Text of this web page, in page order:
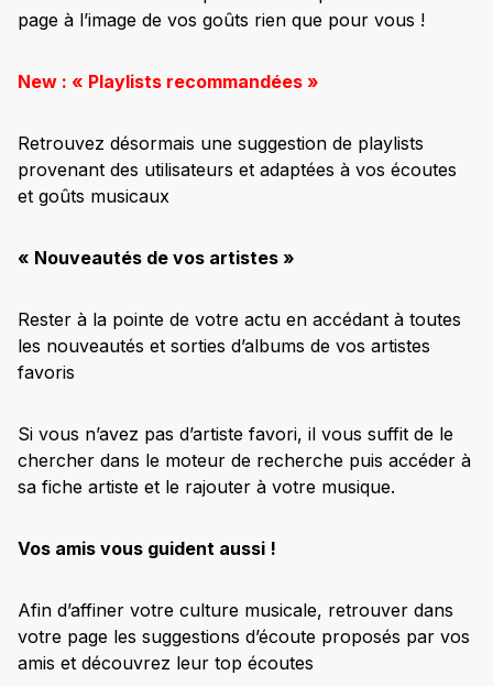
page à l’image de vos goûts rien que pour vous !
New : « Playlists recommandées »
Retrouvez désormais une suggestion de playlists
provenant des utilisateurs et adaptées à vos écoutes
et goûts musicaux
« Nouveautés de vos artistes »
Rester à la pointe de votre actu en accédant à toutes
les nouveautés et sorties d’albums de vos artistes
favoris
Si vous n’avez pas d’artiste favori, il vous suffit de le
chercher dans le moteur de recherche puis accéder à
sa fiche artiste et le rajouter à votre musique.
Vos amis vous guident aussi !
Afin d’affiner votre culture musicale, retrouver dans
votre page les suggestions d’écoute proposés par vos
amis et découvrez leur top écoutes